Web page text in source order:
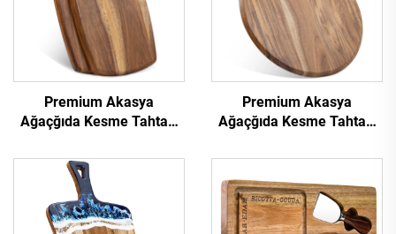
Premium Akasya
Ağaçğıda Kesme Tahtası
Premium Akasya
Ağaçğıda Kesme Tahtası